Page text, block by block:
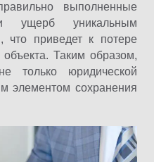
выполненные
ущерб уникальным
что приведет к потере
объекта. Таким образом,
только юридической
элементом сохранения